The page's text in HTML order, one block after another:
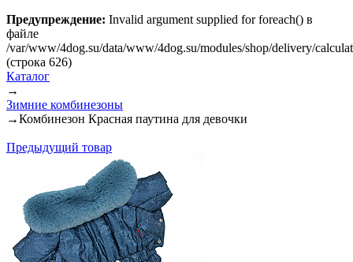
Предупреждение: Invalid argument supplied for foreach() в
файле
/var/www/4dog.su/data/www/4dog.su/modules/shop/delivery/
(строка 626)
Каталог
→
Зимние комбинезоны
→Комбинезон Красная паутина для девочки
Предыдущий товар